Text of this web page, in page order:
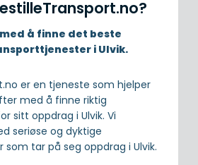
å finne det beste
i Ulvik.
er en tjeneste som hjelper
med å finne riktig
sitt oppdrag i Ulvik. Vi
seriøse og dyktige
tar på seg oppdrag i Ulvik.